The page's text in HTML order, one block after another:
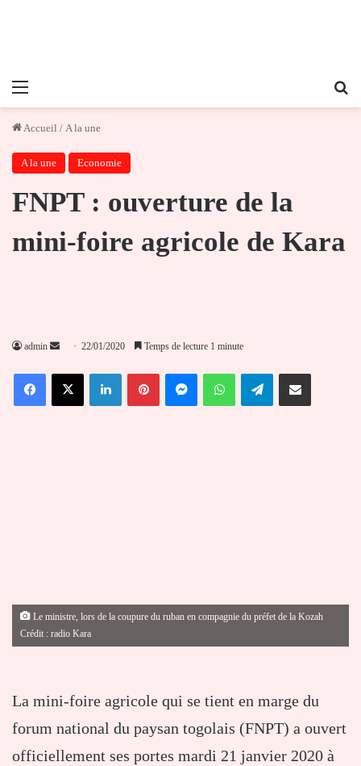
Menu
Accueil / A la une
A la une Economie
FNPT : ouverture de la
mini-foire agricole de Kara
admin
Envoyer
courriel
22/01/2020 Temps de lecture 1 minute
FacebookX LinkedinPinterestMessengerWhatsAppTelegramPartager par email
Le ministre, lors de la coupure du ruban en compagnie du préfet de la Kozah
Crédit : radio Kara
La mini-foire agricole qui se tient en marge du
forum national du paysan togolais (FNPT) a ouvert
officiellement ses portes mardi 21 janvier 2020 à